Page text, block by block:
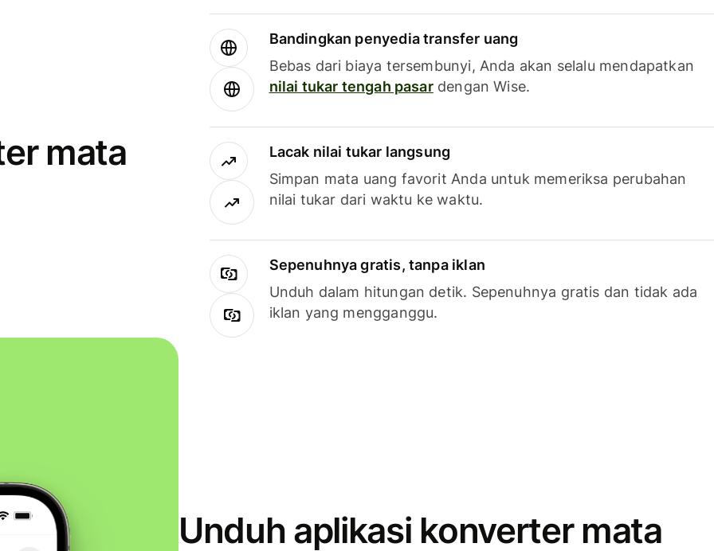
mata
Bandingkan penyedia transfer uang
Bebas dari biaya tersembunyi, Anda akan selalu mendapatkan
nilai tukar tengah pasardengan Wise.
Lacak nilai tukar langsung
Simpan mata uang favorit Anda untuk memeriksa perubahan
nilai tukar dari waktu ke waktu.
Sepenuhnya gratis, tanpa iklan
Unduh dalam hitungan detik. Sepenuhnya gratis dan tidak ada
iklan yang mengganggu.
Unduh aplikasi konverter mata